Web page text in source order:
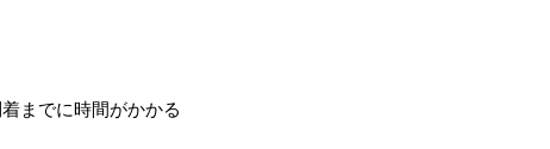
までに時間がかかる